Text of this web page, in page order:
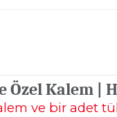
Özel Kalem |
ve bir adet